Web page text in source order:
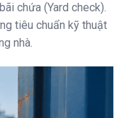
chứa (Yard check).
tiêu chuẩn kỹ thuật
nhà.